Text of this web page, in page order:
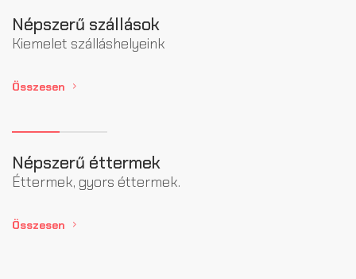
Népszerű szállások
Kiemelet szálláshelyeink
Összesen
Népszerű éttermek
Éttermek, gyors éttermek.
Összesen